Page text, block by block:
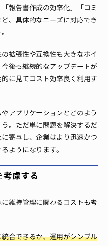
報告書作成の効率化」「コミ
、具体的なニーズに対応でき
拡張性や互換性も大きなポイ
後も継続的なアップデートが
に見てコスト効率良く利用す
アプリケーションとどのよう
。ただ単に問題を解決するだ
寄与し、企業はより迅速かつ
ようになります。
慮する
維持管理に関わるコストも考
合できるか、運用がシンプル